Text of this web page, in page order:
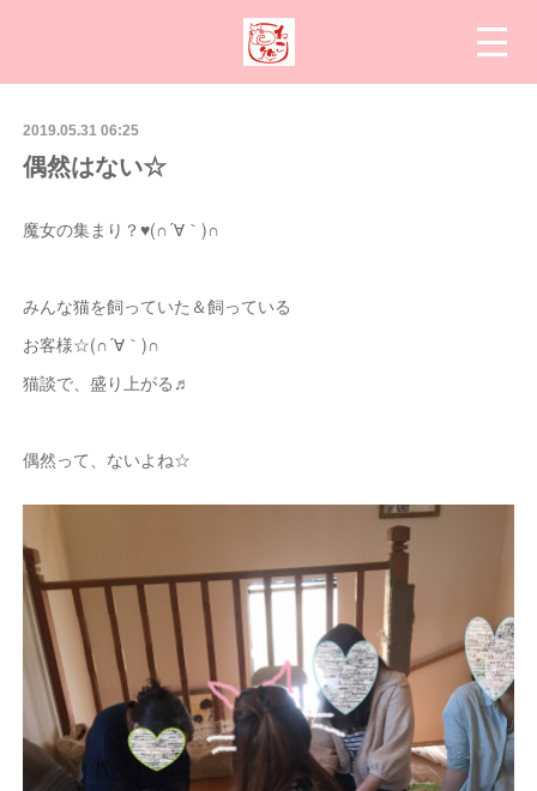
2019.05.31 06:25
偶然はない☆
魔女の集まり？♥(∩´∀｀)∩
みんな猫を飼っていた＆飼っている
お客様☆(∩´∀｀)∩
猫談で、盛り上がる♬
偶然って、ないよね☆